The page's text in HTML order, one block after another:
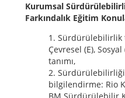
Kurumsal
Farkındalık Eğitim
Sürdürülebilirlik
Çevresel (E),
tanımı,
bilgilendirme: Rio